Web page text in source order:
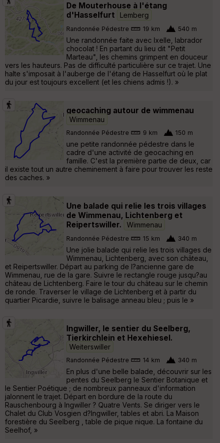
De Mouterhouse à l'étang
d'Hasselfurt
Lemberg
Randonnée Pédestre 19 km 540 m
Une randonnée faite avec Ixelle, labrador
chocolat ! En partant du lieu dit "Petit
Marteau", les chemins grimpent en douceur
vers les hauteurs. Pas de difficulté particulière sur ce trajet. Une
halte s'imposait à l'auberge de l'étang de Hasselfurt où le plat
du jour est toujours excellent (et les chiens admis !). »
geocaching autour de wimmenau
Wimmenau
Randonnée Pédestre 9 km 150 m
une petite randonnée pédestre dans le
cadre d'une activité de geocaching en
famille. C'est la première partie de deux, car
il existe tout un autre cheminement à faire pour trouver les reste
des caches. »
Une balade qui relie les trois villages
de Wimmenau, Lichtenberg et
Reipertswiller.
Wimmenau
Randonnée Pédestre 15 km 340 m
Une jolie balade qui relie les trois villages de
Wimmenau, Lichtenberg, avec son château,
et Reipertswiller. Départ au parking de l?ancienne gare de
Wimmenau, rue de la gare. Suivre le rectangle rouge jusqu?au
château de Lichtenberg. Faire le tour du château sur le chemin
de ronde. Traverser le village de Lichtenberg et à partir du
quartier Picardie, suivre le balisage anneau bleu ; puis le »
Ingwiller, le sentier du Seelberg,
Tierkirchlein et Hexehiesel.
Weiterswiller
Randonnée Pédestre 14 km 340 m
En plus d'une belle balade, découvrir sur les
pentes du Seelberg le Sentier Botanique et
le Sentier Poétique ; de nombreux panneaux d'information
jalonnent le trajet. Départ en bordure de la route du
Rauschenbourg à Ingwiller ? Quatre Vents. Se diriger vers le
Chalet du Club Vosgien d?Ingwiller, tables et abri. La Maison
forestière du Seelberg , table de pique nique. La fontaine du
Seelhof, »